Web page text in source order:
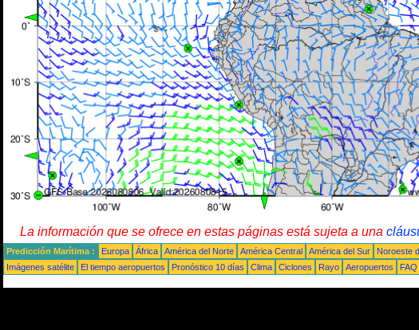
La información que se ofrece en estas páginas está sujeta a una
Predicción Marítima : Europa África América del Norte América Central América del Sur Noroeste
Imágenes satélite
El tiempo aeropuertos Pronóstico 10 días Clima Ciclones Rayo Aeropuertos FAQ